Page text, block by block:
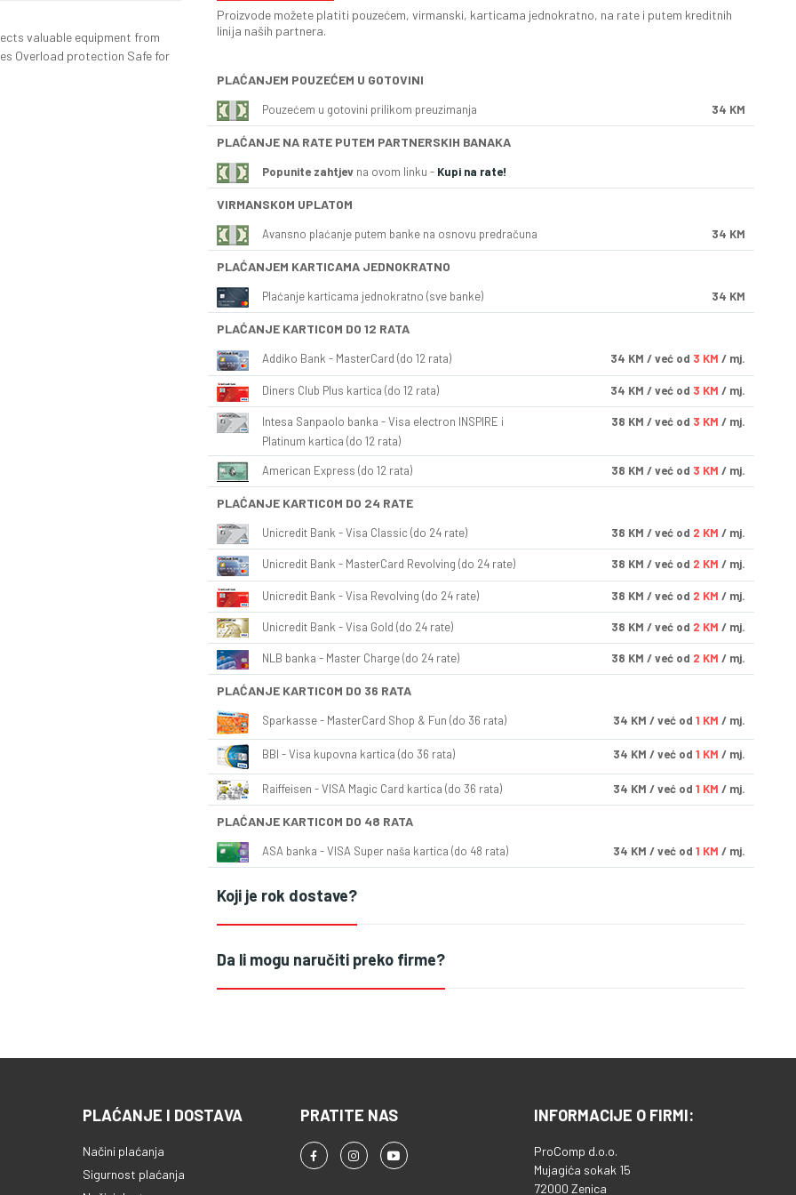
valuable equipment from
Overload protection Safe for
Proizvode možete platiti pouzećem, virmanski, karticama jednokratno, na rate i putem kreditnih
linija naših partnera.
PLAĆANJEM POUZEĆEM U GOTOVINI
Pouzećem u gotovini prilikom preuzimanja 34 KM
PLAĆANJE NA RATE PUTEM PARTNERSKIH BANAKA
Popunite zahtjev na ovom linku - Kupi na rate!
VIRMANSKOM UPLATOM
Avansno plaćanje putem banke na osnovu predračuna 34 KM
PLAĆANJEM KARTICAMA JEDNOKRATNO
Plaćanje karticama jednokratno (sve banke) 34 KM
PLAĆANJE KARTICOM DO 12 RATA
Addiko Bank - MasterCard (do 12 rata) 34 KM / već od 3 KM / mj.
Diners Club Plus kartica (do 12 rata) 34 KM / već od 3 KM / mj.
Intesa Sanpaolo banka - Visa electron INSPIRE i
Platinum kartica (do 12 rata)
38 KM / već od 3 KM / mj.
American Express (do 12 rata) 38 KM / već od 3 KM / mj.
PLAĆANJE KARTICOM DO 24 RATE
Unicredit Bank - Visa Classic (do 24 rate) 38 KM / već od 2 KM / mj.
Unicredit Bank - MasterCard Revolving (do 24 rate) 38 KM / već od 2 KM / mj.
Unicredit Bank - Visa Revolving (do 24 rate) 38 KM / već od 2 KM / mj.
Unicredit Bank - Visa Gold (do 24 rate) 38 KM / već od 2 KM / mj.
NLB banka - Master Charge (do 24 rate) 38 KM / već od 2 KM / mj.
PLAĆANJE KARTICOM DO 36 RATA
Sparkasse - MasterCard Shop & Fun (do 36 rata) 34 KM / već od 1 KM / mj.
BBI - Visa kupovna kartica (do 36 rata) 34 KM / već od 1 KM / mj.
Raiffeisen - VISA Magic Card kartica (do 36 rata) 34 KM / već od 1 KM / mj.
PLAĆANJE KARTICOM DO 48 RATA
ASA banka - VISA Super naša kartica (do 48 rata) 34 KM / već od 1 KM / mj.
Koji je rok dostave?
Da li mogu naručiti preko firme?
PLAĆANJE I DOSTAVA
Načini plaćanja
Sigurnost plaćanja
PRATITE NAS INFORMACIJE O FIRMI:
ProComp d.o.o.
Mujagića sokak 15
72000 Zenica